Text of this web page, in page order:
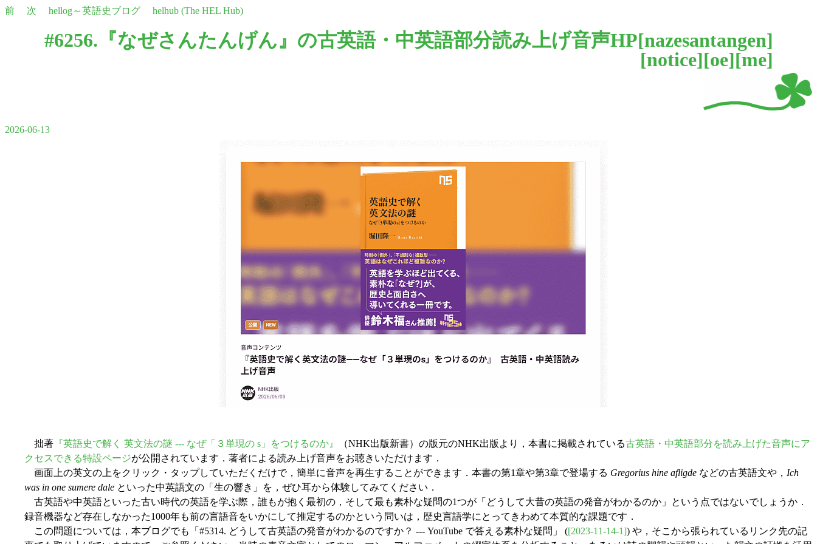
前 次 hellog～英語史ブログ helhub (The HEL Hub)
#6256.『なぜさんたんげん』の古英語・中英語部分読み上げ音声HP[nazesantangen]
[notice][oe][me]
2026-06-13
拙著 『英語史で解く 英文法の謎 --- なぜ「３単現の s」をつけるのか』 （NHK出版新書）の版元のNHK出版より，本書に掲載されている古英語・中英語部分を読み上げた音声にア
クセスできる特設ページが公開されています．著者による読み上げ音声をお聴きいただけます．
画面上の英文の上をクリック・タップしていただくだけで，簡単に音声を再生することができます．本書の第1章や第3章で登場する Gregorius hine afligde などの古英語文や， Ich
was in one sumere dale といった中英語文の「生の響き」を，ぜひ耳から体験してみてください．
古英語や中英語といった古い時代の英語を学ぶ際，誰もが抱く最初の，そして最も素朴な疑問の1つが「どうして大昔の英語の発音がわかるのか」という点ではないでしょうか．
録音機器など存在しなかった1000年も前の言語音をいかにして推定するのかという問いは，歴史言語学にとってきわめて本質的な課題です．
この問題については，本ブログでも「#5314. どうして古英語の発音がわかるのですか？ --- YouTube で答える素朴な疑問」 ([2023-11-14-1]) や，そこから張られているリンク先の記